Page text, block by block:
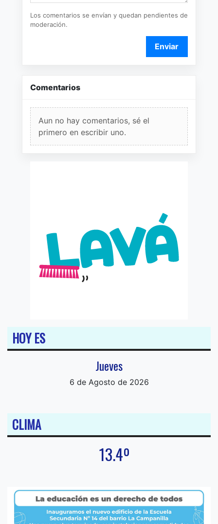
Los comentarios se envían y quedan pendientes de
moderación.
Enviar
Comentarios
Aun no hay comentarios, sé el
primero en escribir uno.
HOY ES
Jueves
6 de Agosto de 2026
CLIMA
13.4º